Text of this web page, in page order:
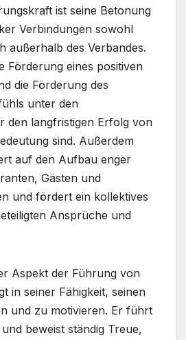
ist seine Betonung
Verbindungen sowohl
außerhalb des Verbandes.
Förderung eines positiven
die Förderung des
unter den
den langfristigen Erfolg von
sind. Außerdem
auf den Aufbau enger
Gästen und
und fördert ein kollektives
Ansprüche und
Aspekt der Führung von
in seiner Fähigkeit, seinen
und zu motivieren. Er führt
beweist ständig Treue,